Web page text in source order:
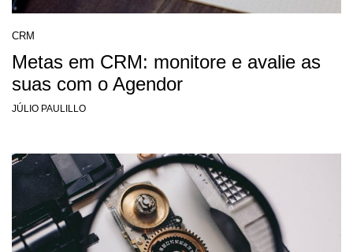
CRM
Metas em CRM: monitore e avalie as
suas com o Agendor
JÚLIO PAULILLO